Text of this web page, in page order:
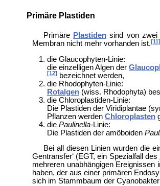
Primäre Plastiden
Primäre Plastiden sind von zwei
Membran nicht mehr vorhanden ist.[11]
die Glaucophyten-Linie:
die einzelligen Algen der
[12]
bezeichnet werden,
die Rhodophyten-Linie:
Rotalgen(wiss. Rhodophyta)
die Chloroplastiden-Linie:
Die Plastiden der Viridiplantae
Pflanzen werden Chloroplasten
die Paulinella-Linie:
Die Plastiden der amöboiden
Bei all diesen Linien wurden die
Gentransfer‘ (EGT, ein Spezialfall des
mehreren unabhängigen
haben, der aus einer primären
sich im Stammbaum der